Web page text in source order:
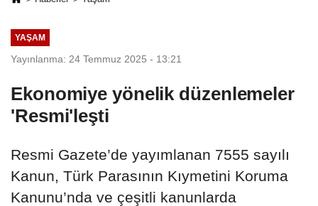
YAŞAM
Yayınlanma: 24 Temmuz 2025 - 13:21
Ekonomiye yönelik düzenlemeler
'Resmi'leşti
Resmi Gazete’de yayımlanan 7555 sayılı
Kanun, Türk Parasının Kıymetini Koruma
Kanunu’nda ve çeşitli kanunlarda